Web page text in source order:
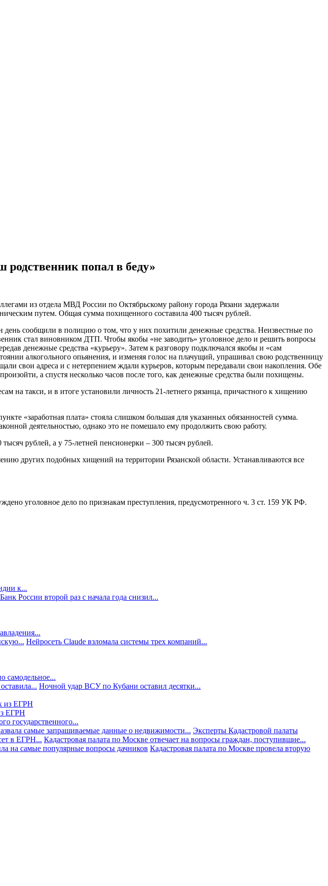
попал в беду»
из отдела МВД России по Октябрьскому району города Рязани задержали
путем. Общая сумма похищенного составила 400 тысяч рублей.
сообщили в полицию о том, что у них похитили денежные средства. Неизвестные по
стал виновником ДТП. Чтобы якобы «не заводить» уголовное дело и решить вопросы
денежные средства «курьеру». Затем к разговору подключался якобы и «сам
алкогольного опьянения, и изменяя голос на плачущий, упрашивал свою родственницу
свои адреса и с нетерпением ждали курьеров, которым передавали свои накопления. Обе
а спустя несколько часов после того, как денежные средства были похищены.
на такси, и в итоге установили личность 21-летнего рязанца, причастного к хищению
«заработная плата» стояла слишком большая для указанных обязанностей сумма.
деятельностью, однако это не помешало ему продолжить свою работу.
рублей, а у 75-летней пенсионерки – 300 тысяч рублей.
других подобных хищений на территории Рязанской области. Устанавливаются все
уголовное дело по признакам преступления, предусмотренного ч. 3 ст. 159 УК РФ.
к...
Банк России второй раз с начала года снизил...
Нейросеть Claude взломала системы трех компаний...
самодельное...
Ночной удар ВСУ по Кубани оставил десятки...
ЕГРН
государственного...
самые запрашиваемые данные о недвижимости... Эксперты Кадастровой палаты
в ЕГРН... Кадастровая палата по Москве отвечает на вопросы граждан, поступившие...
на самые популярные вопросы дачников Кадастровая палата по Москве провела вторую